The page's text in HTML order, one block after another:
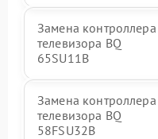
Замена контроллера
телевизора BQ
65SU11B
Замена контроллера
телевизора BQ
58FSU32B